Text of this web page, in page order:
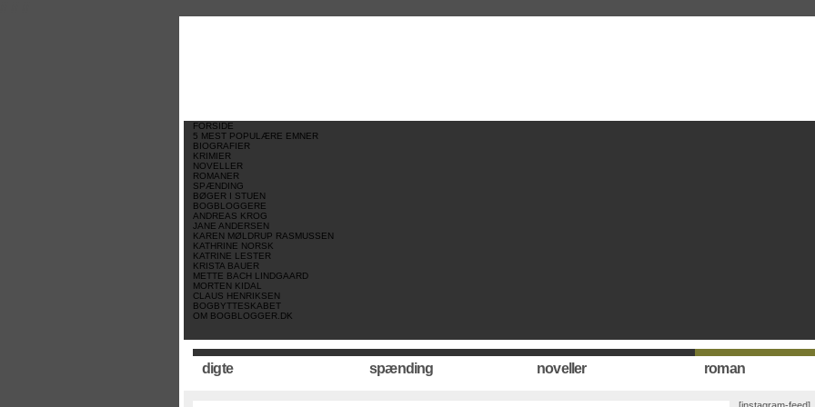
FORSIDE
5 MEST POPULÆRE EMNER
BIOGRAFIER
KRIMIER
NOVELLER
ROMANER
SPÆNDING
BØGER I STUEN
BOGBLOGGERE
ANDREAS KROG
JANE ANDERSEN
KAREN MØLDRUP RASMUSSEN
KATHRINE NORSK
KATRINE LESTER
KRISTA BAUER
METTE BACH LINDGAARD
MORTEN KIDAL
CLAUS HENRIKSEN
BOGBYTTESKABET
OM BOGBLOGGER.DK
digte spænding noveller roman